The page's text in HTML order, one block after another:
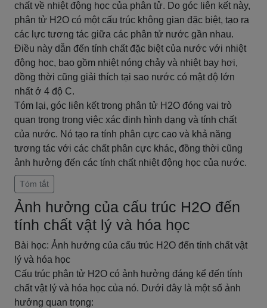
chất về nhiệt động học của phân tử. Do góc liên kết này,
phân tử H2O có một cấu trúc không gian đặc biệt, tạo ra
các lực tương tác giữa các phân tử nước gần nhau.
Điều này dẫn đến tính chất đặc biệt của nước với nhiệt
động học, bao gồm nhiệt nóng chảy và nhiệt bay hơi,
đồng thời cũng giải thích tại sao nước có mật độ lớn
nhất ở 4 độ C.
Tóm lại, góc liên kết trong phân tử H2O đóng vai trò
quan trọng trong việc xác định hình dạng và tính chất
của nước. Nó tạo ra tính phân cực cao và khả năng
tương tác với các chất phân cực khác, đồng thời cũng
ảnh hưởng đến các tính chất nhiệt động học của nước.
Tóm tắt
Ảnh hưởng của cấu trúc H2O đến
tính chất vật lý và hóa học
Bài học: Ảnh hưởng của cấu trúc H2O đến tính chất vật
lý và hóa học
Cấu trúc phân tử H2O có ảnh hưởng đáng kể đến tính
chất vật lý và hóa học của nó. Dưới đây là một số ảnh
hưởng quan trọng: